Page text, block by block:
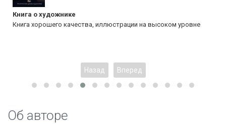
Книга о художнике
Книга хорошего качества, иллюстрации на высоком уровне
Назад Вперед
Об авторе